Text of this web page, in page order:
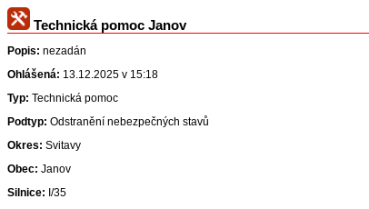
Technická pomoc Janov
Popis: nezadán
Ohlášená: 13.12.2025 v 15:18
Typ: Technická pomoc
Podtyp: Odstranění nebezpečných stavů
Okres: Svitavy
Obec: Janov
Silnice: I/35